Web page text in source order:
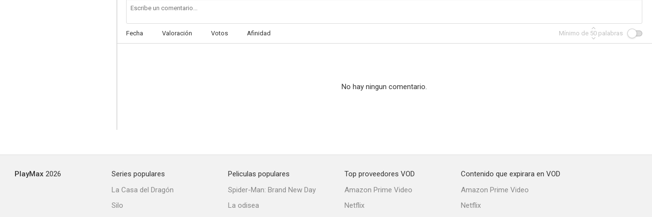
Fecha Valoración Votos Afinidad Mínimo de 50 palabras
No hay ningun comentario.
PlayMax 2026
Series populares
La Casa del Dragón
Silo
Peliculas populares
Spider-Man: Brand New Day
La odisea
Top proveedores VOD
Amazon Prime Video
Netflix
Contenido que expirara en VOD
Amazon Prime Video
Netflix